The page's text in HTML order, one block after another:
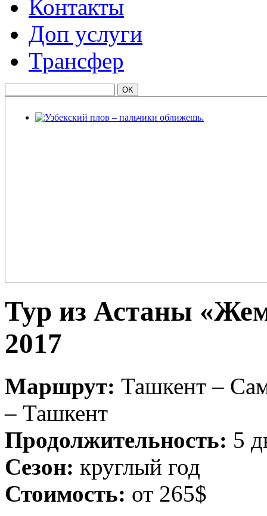
Контакты
Доп услуги
Трансфер
Тур из Астаны
2017
Маршрут: Ташкент –
– Ташкент
Продолжительность: 5
Сезон: круглый год
Стоимость: от 265$